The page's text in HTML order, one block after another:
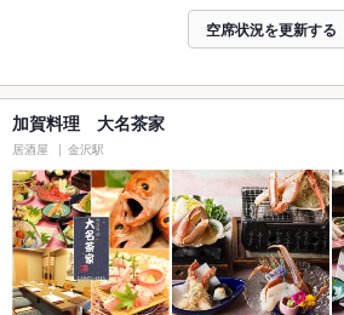
空席状況を更新する
加賀料理 大名茶家
居酒屋 金沢駅